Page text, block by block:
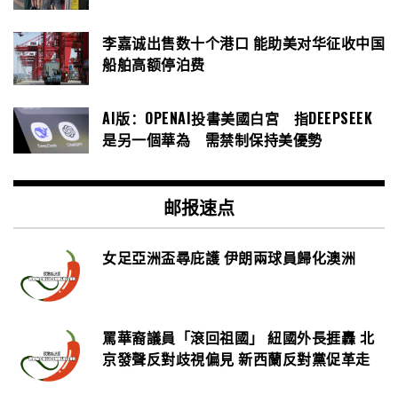
李嘉诚出售数十个港口 能助美对华征收中国
船舶高额停泊费
AI版：OPENAI投書美國白宮 指DEEPSEEK
是另一個華為 需禁制保持美優勢
邮报速点
女足亞洲盃尋庇護 伊朗兩球員歸化澳洲
罵華裔議員「滾回祖國」 紐國外長捱轟 北
京發聲反對歧視偏見 新西蘭反對黨促革走